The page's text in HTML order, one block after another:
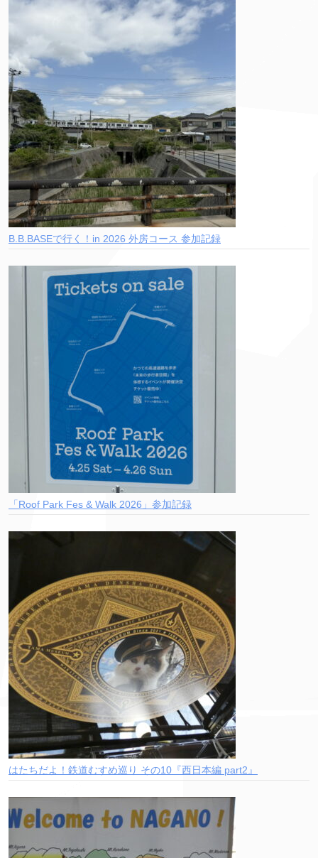
B.B.BASEで行く！in 2026 外房コース 参加記録
「Roof Park Fes & Walk 2026」参加記録
はたちだよ！鉄道むすめ巡り その10『西日本編 part2』